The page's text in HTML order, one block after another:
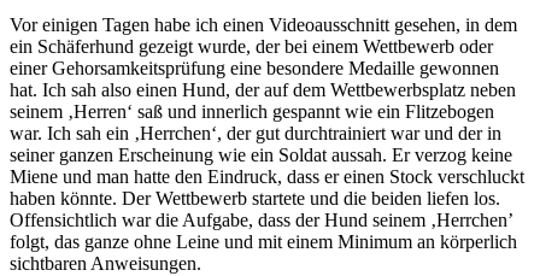
Vor einigen Tagen habe ich einen Videoausschnitt gesehen, in dem
ein Schäferhund gezeigt wurde, der bei einem Wettbewerb oder
einer Gehorsamkeitsprüfung eine besondere Medaille gewonnen
hat. Ich sah also einen Hund, der auf dem Wettbewerbsplatz neben
seinem ‚Herren‘ saß und innerlich gespannt wie ein Flitzebogen
war. Ich sah ein ‚Herrchen‘, der gut durchtrainiert war und der in
seiner ganzen Erscheinung wie ein Soldat aussah. Er verzog keine
Miene und man hatte den Eindruck, dass er einen Stock verschluckt
haben könnte. Der Wettbewerb startete und die beiden liefen los.
Offensichtlich war die Aufgabe, dass der Hund seinem ‚Herrchen’
folgt, das ganze ohne Leine und mit einem Minimum an körperlich
sichtbaren Anweisungen.